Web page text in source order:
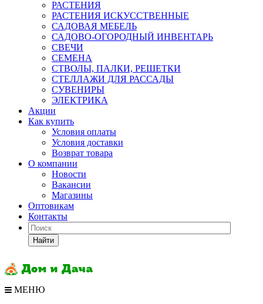
РАСТЕНИЯ
РАСТЕНИЯ ИСКУССТВЕННЫЕ
САДОВАЯ МЕБЕЛЬ
САДОВО-ОГОРОДНЫЙ ИНВЕНТАРЬ
СВЕЧИ
СЕМЕНА
СТВОЛЫ, ПАЛКИ, РЕШЕТКИ
СТЕЛЛАЖИ ДЛЯ РАССАДЫ
СУВЕНИРЫ
ЭЛЕКТРИКА
Акции
Как купить
Условия оплаты
Условия доставки
Возврат товара
О компании
Новости
Вакансии
Магазины
Оптовикам
Контакты
Найти
МЕНЮ